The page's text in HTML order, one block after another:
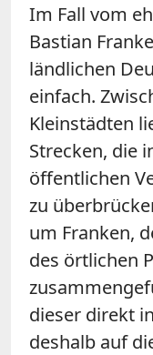
Im Fall vom
Bastian
ländlichen
einfach.
Kleinstädten
Strecken, die
öffentlichen
zu
um Franken,
des örtlichen
dieser direkt
deshalb auf